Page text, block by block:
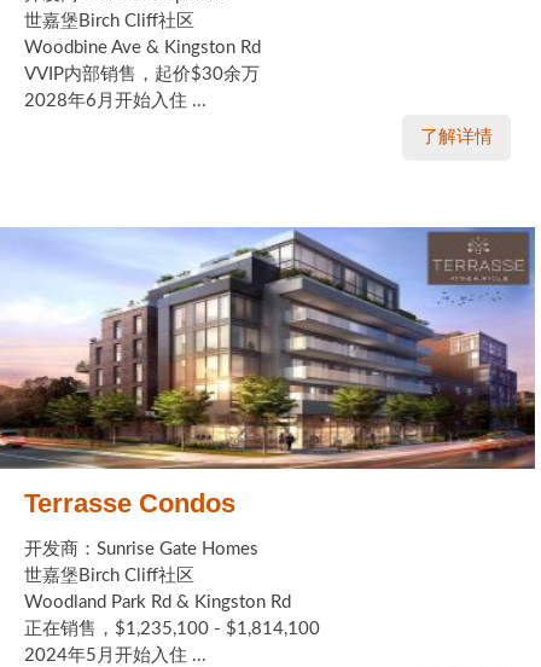
世嘉堡Birch Cliff社区
Woodbine Ave & Kingston Rd
VVIP内部销售，起价$30余万
2028年6月开始入住 ...
了解详情
Terrasse Condos
开发商：Sunrise Gate Homes
世嘉堡Birch Cliff社区
Woodland Park Rd & Kingston Rd
正在销售，$1,235,100 - $1,814,100
2024年5月开始入住 ...